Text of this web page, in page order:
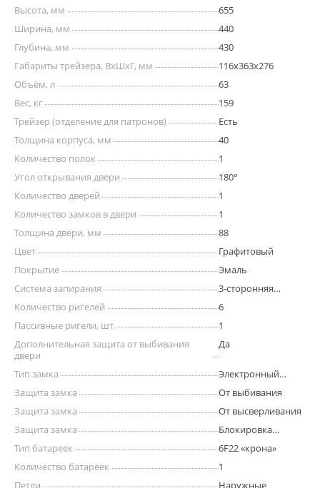
Высота, мм
655
Ширина, мм
440
Глубина, мм
430
Габариты трейзера, ВхШхГ, мм
116х363х276
Объём, л
63
Вес, кг
159
Трейзер (отделение для патронов)
Есть
Толщина корпуса, мм
40
Количество полок
1
Угол открывания двери
180°
Количество дверей
1
Количество замков в двери
1
Толщина двери, мм
88
Цвет
Графитовый
Покрытие
Эмаль
Система запирания
3-сторонняя
Количество ригелей
6
Пассивные ригели, шт.
1
Дополнительная защита от выбивания
двери
Да
Тип замка
Электронный
Защита замка
От выбивания
Защита замка
От высверливания
Защита замка
Блокировка
выбивании
Тип батареек
6F22 «крона»
Количество батареек
1
Петли
Наружные